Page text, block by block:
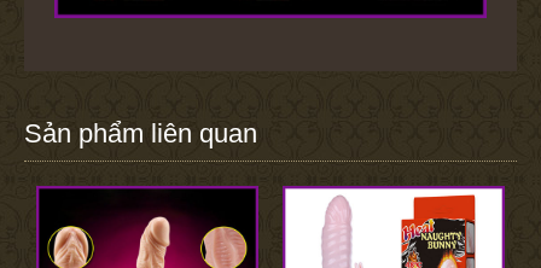
Sản phẩm liên quan